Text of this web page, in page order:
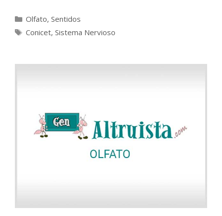
Categorías
Olfato, Sentidos
Etiquetas
Conicet, Sistema Nervioso